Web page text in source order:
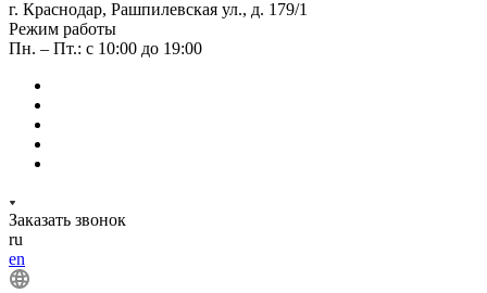
г. Краснодар, Рашпилевская ул., д. 179/1
Режим работы
Пн. – Пт.: с 10:00 до 19:00
Заказать звонок
ru
en